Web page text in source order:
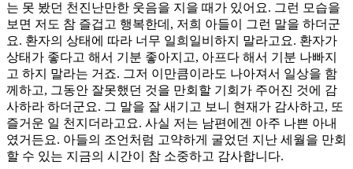
는 못 봤던 천진난만한 웃음을 지을 때가 있어요. 그런 모습을
보면 저도 참 즐겁고 행복한데, 저희 아들이 그런 말을 하더군
요. 환자의 상태에 따라 너무 일희일비하지 말라고요. 환자가
상태가 좋다고 해서 기분 좋아지고, 아프다 해서 기분 나빠지
고 하지 말라는 거죠. 그저 이만큼이라도 나아져서 일상을 함
께하고, 그동안 잘못했던 것을 만회할 기회가 주어진 것에 감
사하라 하더군요. 그 말을 잘 새기고 보니 현재가 감사하고, 또
즐거운 일 천지더라고요. 사실 저는 남편에겐 아주 나쁜 아내
였거든요. 아들의 조언처럼 고약하게 굴었던 지난 세월을 만회
할 수 있는 지금의 시간이 참 소중하고 감사합니다.